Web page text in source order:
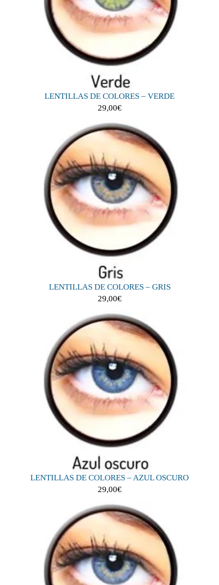
LENTILLAS DE COLORES – VERDE
29,00€
LENTILLAS DE COLORES – GRIS
29,00€
LENTILLAS DE COLORES – AZUL OSCURO
29,00€